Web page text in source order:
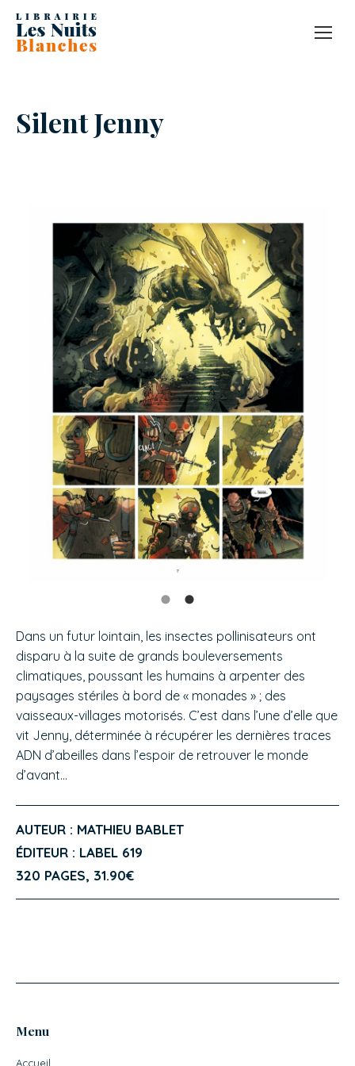
Silent Jenny
Dans un futur lointain, les insectes pollinisateurs ont
disparu à la suite de grands bouleversements
climatiques, poussant les humains à arpenter des
paysages stériles à bord de « monades » ; des
vaisseaux-villages motorisés. C’est dans l’une d’elle que
vit Jenny, déterminée à récupérer les dernières traces
ADN d’abeilles dans l’espoir de retrouver le monde
d’avant…
AUTEUR : MATHIEU BABLET
ÉDITEUR : LABEL 619
320 PAGES, 31.90€
Menu
Accueil